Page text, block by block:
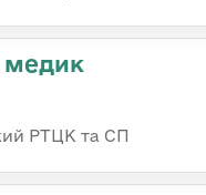
медик
РТЦК та СП